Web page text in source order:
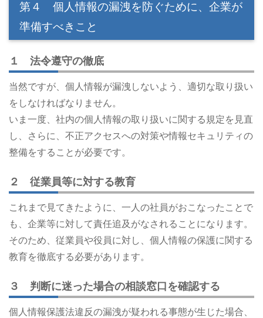
第４ 個人情報の漏洩を防ぐために、企業が
準備すべきこと
１ 法令遵守の徹底
当然ですが、個人情報が漏洩しないよう、適切な取り扱い
をしなければなりません。
いま一度、社内の個人情報の取り扱いに関する規定を見直
し、さらに、不正アクセスへの対策や情報セキュリティの
整備をすることが必要です。
２ 従業員等に対する教育
これまで見てきたように、一人の社員がおこなったことで
も、企業等に対して責任追及がなされることになります。
そのため、従業員や役員に対し、個人情報の保護に関する
教育を徹底する必要があります。
３ 判断に迷った場合の相談窓口を確認する
個人情報保護法違反の漏洩が疑われる事態が生じた場合、